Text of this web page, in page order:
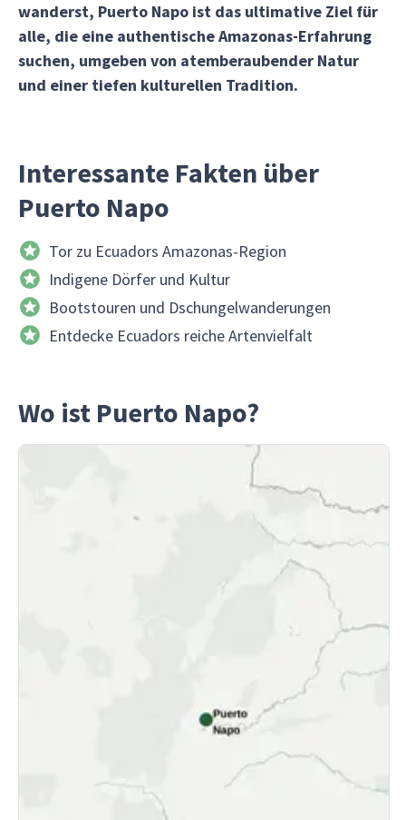
wanderst, Puerto Napo ist das ultimative Ziel für
alle, die eine authentische Amazonas-Erfahrung
suchen, umgeben von atemberaubender Natur
und einer tiefen kulturellen Tradition.
Interessante Fakten über
Puerto Napo
Tor zu Ecuadors Amazonas-Region
Indigene Dörfer und Kultur
Bootstouren und Dschungelwanderungen
Entdecke Ecuadors reiche Artenvielfalt
Wo ist Puerto Napo?